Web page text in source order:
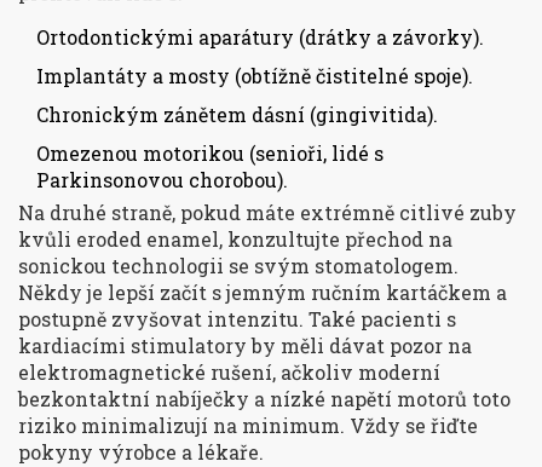
Ortodontickými aparátury (drátky a závorky).
Implantáty a mosty (obtížně čistitelné spoje).
Chronickým zánětem dásní (gingivitida).
Omezenou motorikou (senioři, lidé s
Parkinsonovou chorobou).
Na druhé straně, pokud máte extrémně citlivé zuby
kvůli eroded enamel, konzultujte přechod na
sonickou technologii se svým stomatologem.
Někdy je lepší začít s jemným ručním kartáčkem a
postupně zvyšovat intenzitu. Také pacienti s
kardiacími stimulatory by měli dávat pozor na
elektromagnetické rušení, ačkoliv moderní
bezkontaktní nabíječky a nízké napětí motorů toto
riziko minimalizují na minimum. Vždy se řiďte
pokyny výrobce a lékaře.